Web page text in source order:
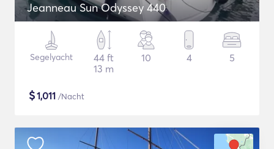
Jeanneau Sun Odyssey 440
Segelyacht
44 ft
13 m
10 4 5
$1,011 /Nacht